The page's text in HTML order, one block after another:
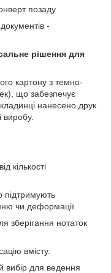
позаду
-
рішення для
картону з темно-
що забезпечує
нанесено друк
виробу.
кількості
підтримують
чи деформації.
зберігання нотаток
вмісту.
вибір для ведення